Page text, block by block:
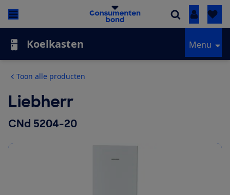
Inloggen
Koelkasten Menu
Toon alle producten
Liebherr
CNd 5204-20